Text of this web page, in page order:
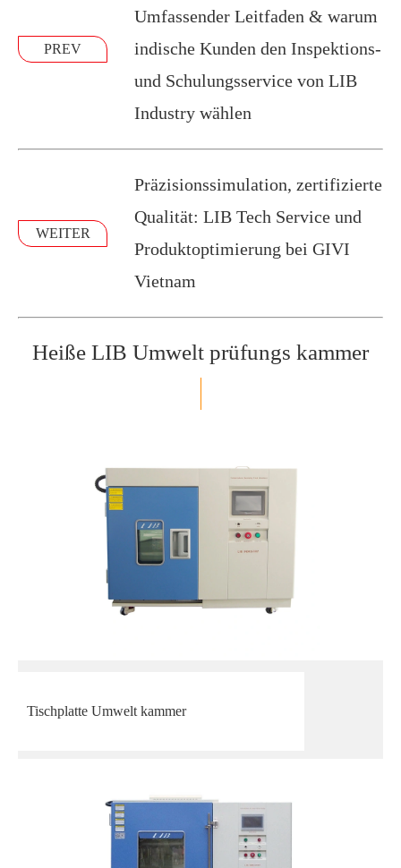
PREV
Umfassender Leitfaden & warum
indische Kunden den Inspektions-
und Schulungsservice von LIB
Industry wählen
WEITER
Präzisionssimulation, zertifizierte
Qualität: LIB Tech Service und
Produktoptimierung bei GIVI
Vietnam
Heiße LIB Umwelt prüfungs kammer
Tischplatte Umwelt kammer